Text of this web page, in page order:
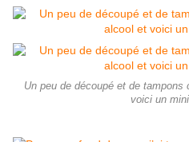
Un peu de découpé et de
voici un